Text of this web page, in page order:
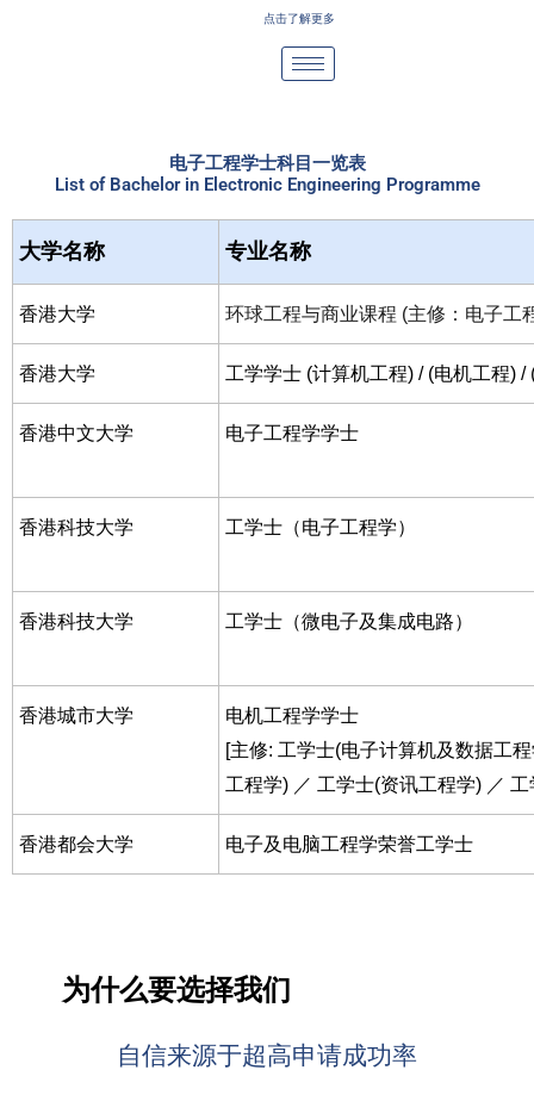
点击了解更多
电子工程学士科目一览表
List of Bachelor in Electronic Engineering Programme
大学名称 专业名称
香港大学 环球工程与商业课程 (主修：电子工
香港大学 工学学士 (计算机工程) / (电机工程) /
香港中文大学 电子工程学学士
香港科技大学 工学士（电子工程学）
香港科技大学 工学士（微电子及集成电路）
香港城市大学
电机工程学学士
[主修: 工学士(电子计算机及数据工
工程学) ／ 工学士(资讯工程学) ／
香港都会大学 电子及电脑工程学荣誉工学士
为什么要选择我们
自信来源于超高申请成功率